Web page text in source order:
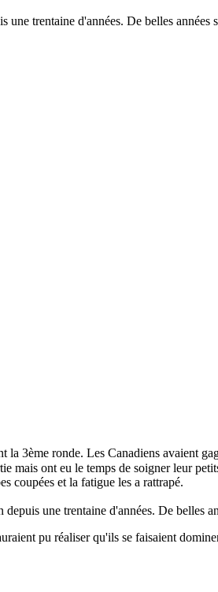
trentaine d'années. De belles années
3ème ronde. Les Canadiens avaient
mais ont eu le temps de soigner leur
coupées et la fatigue les a rattrapé.
une trentaine d'années. De belles
pu réaliser qu'ils se faisaient